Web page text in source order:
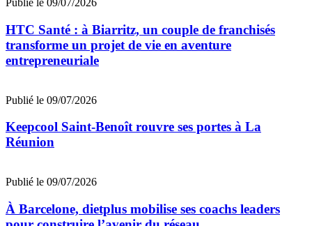
Publié le 09/07/2026
HTC Santé : à Biarritz, un couple de franchisés
transforme un projet de vie en aventure
entrepreneuriale
Publié le 09/07/2026
Keepcool Saint-Benoît rouvre ses portes à La
Réunion
Publié le 09/07/2026
À Barcelone, dietplus mobilise ses coachs leaders